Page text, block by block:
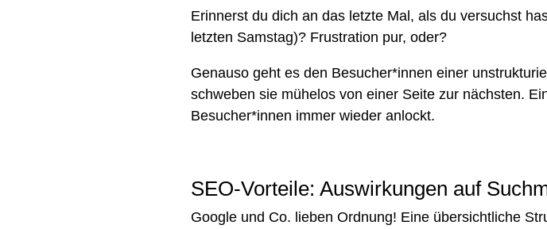
Erinnerst du dich an das letzte Mal, als du versuchst
letzten Samstag)? Frustration pur, oder?
Genauso geht es den Besucher*innen einer
schweben sie mühelos von einer Seite zur nächsten.
Besucher*innen immer wieder anlockt.
SEO-Vorteile: Auswirkungen auf
Google und Co. lieben Ordnung! Eine übersichtliche